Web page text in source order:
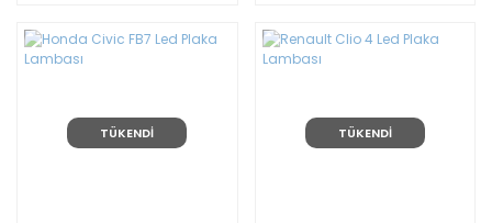
TÜKENDİ TÜKENDİ